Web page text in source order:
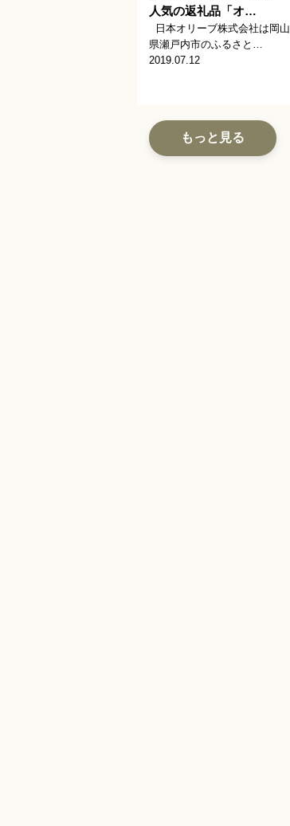
人気の返礼品「オ…
日本オリーブ株式会社は岡山
県瀬戸内市のふるさと…
2019.07.12
もっと見る